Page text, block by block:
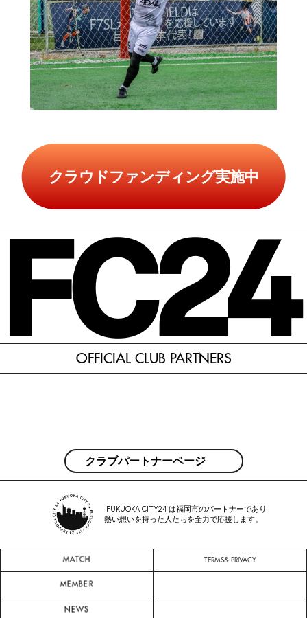
クラウドファンディング実施中
FC24
OFFICIAL CLUB PARTNERS
クラブパートナーページ
FUKUOKA CITY24 は福岡市のパートナーであり
熱い想いを持った人たちを全力で応援します。
MATCH
MEMBER
NEWS
TERMS& PRIVACY